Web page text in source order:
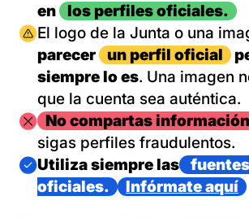
en
los perfiles oficiales.
Imagen
El logo de la Junta o una
parecer
un perfil oficial
siempre lo es. Una imagen
que la cuenta sea auténtica.
ImagenNo compartas
sigas perfiles fraudulentos.
Imagen
Utiliza siempre las
fuentes
oficiales.
Infórmate aquí